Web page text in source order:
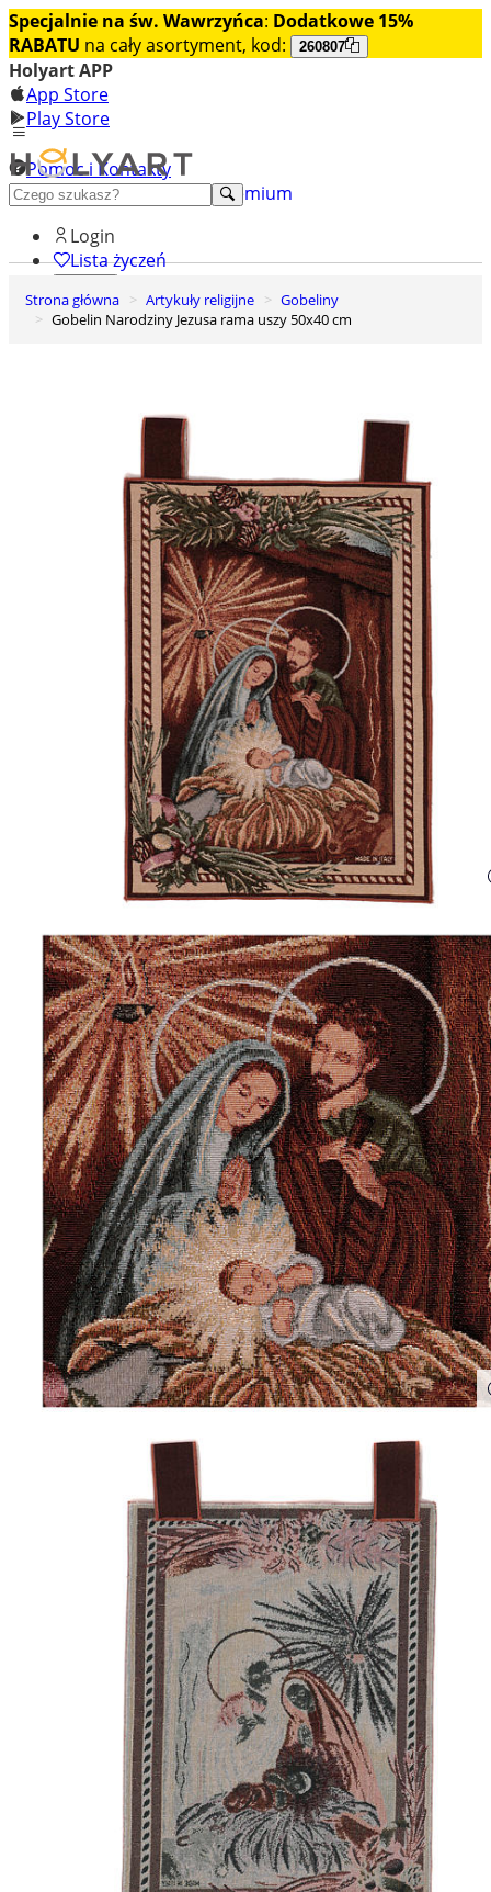
Specjalnie na św. Wawrzyńca: Dodatkowe 15%
RABATU na cały asortyment, kod: 260807
Holyart APP
App Store
Play Store
Pomoc i Kontakty
+48 222 922 860
Odkryj premium
Login
Lista życzeń
0
Koszyk
Strona główna Artykuły religijne
Gobeliny
Gobelin Narodziny Jezusa rama uszy 50x40 cm